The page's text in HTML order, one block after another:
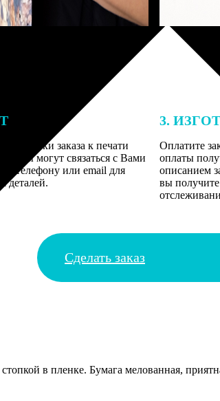
заказа к печати
могут связаться с Вами
телефону или email для
деталей.
3.
Оплатите
оплаты
описанием
вы получите
Сделать заказ
в пленке. Бумага мелованная,